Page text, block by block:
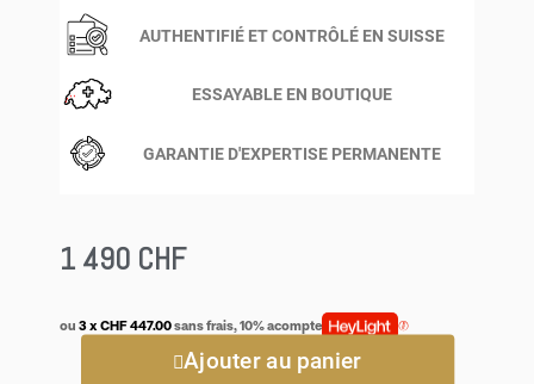
AUTHENTIFIÉ ET CONTRÔLÉ EN SUISSE
ESSAYABLE EN BOUTIQUE
GARANTIE D'EXPERTISE PERMANENTE
1 490 CHF
ou 3 x CHF 447.00sans frais, 10% acompte
Ajouter au panier